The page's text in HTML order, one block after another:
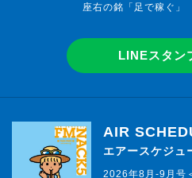
座右の銘「足で稼ぐ」
LINEスタン
AIR
エアースケジュ
2026年8月-9月号